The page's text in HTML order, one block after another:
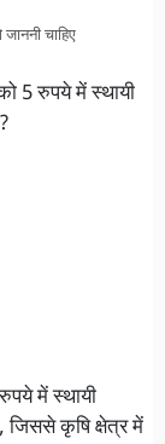
चाहिए
5 रुपये में स्थायी
में स्थायी
कृषि क्षेत्र में